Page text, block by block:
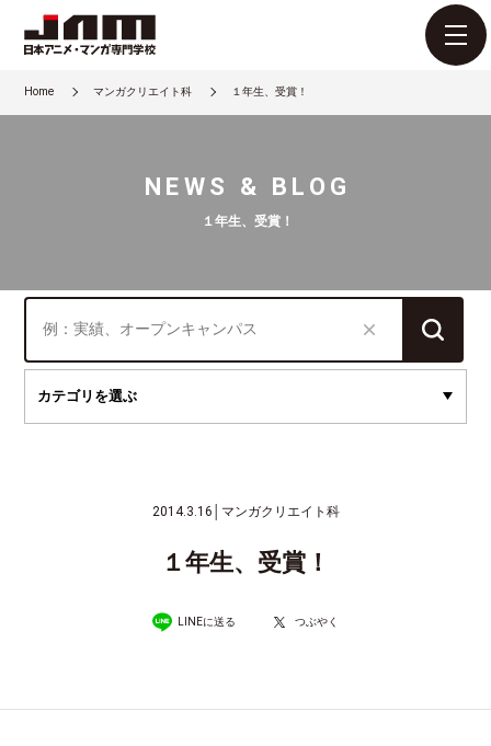
Home マンガクリエイト科 １年生、受賞！
NEWS & BLOG
１年生、受賞！
2014.3.16 マンガクリエイト科
１年生、受賞！
LINEに送る つぶやく